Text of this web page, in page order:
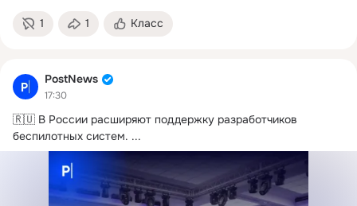
1 1 Класс
PostNews
17:30
🇷🇺 В России расширяют поддержку разработчиков
беспилотных систем. ...